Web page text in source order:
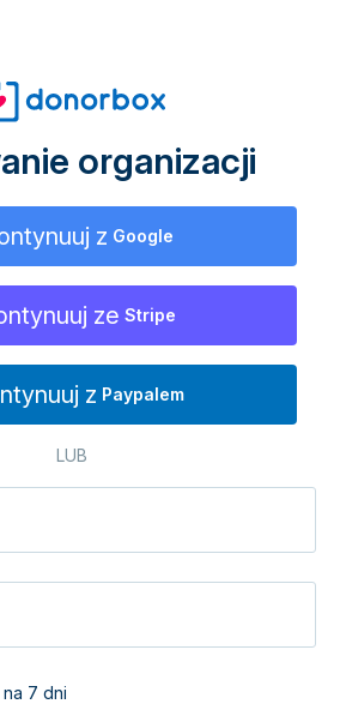
organizacji
z Google
ze Stripe
z Paypalem
LUB
7 dni